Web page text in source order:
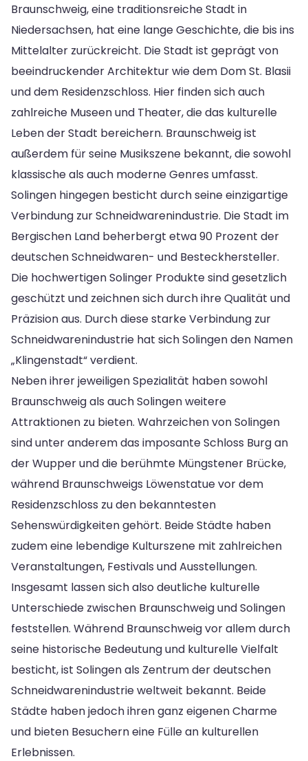
Braunschweig, eine traditionsreiche Stadt in
Niedersachsen, hat eine lange Geschichte, die bis ins
Mittelalter zurückreicht. Die Stadt ist geprägt von
beeindruckender Architektur wie dem Dom St. Blasii
und dem Residenzschloss. Hier finden sich auch
zahlreiche Museen und Theater, die das kulturelle
Leben der Stadt bereichern. Braunschweig ist
außerdem für seine Musikszene bekannt, die sowohl
klassische als auch moderne Genres umfasst.
Solingen hingegen besticht durch seine einzigartige
Verbindung zur Schneidwarenindustrie. Die Stadt im
Bergischen Land beherbergt etwa 90 Prozent der
deutschen Schneidwaren- und Besteckhersteller.
Die hochwertigen Solinger Produkte sind gesetzlich
geschützt und zeichnen sich durch ihre Qualität und
Präzision aus. Durch diese starke Verbindung zur
Schneidwarenindustrie hat sich Solingen den Namen
„Klingenstadt“ verdient.
Neben ihrer jeweiligen Spezialität haben sowohl
Braunschweig als auch Solingen weitere
Attraktionen zu bieten. Wahrzeichen von Solingen
sind unter anderem das imposante Schloss Burg an
der Wupper und die berühmte Müngstener Brücke,
während Braunschweigs Löwenstatue vor dem
Residenzschloss zu den bekanntesten
Sehenswürdigkeiten gehört. Beide Städte haben
zudem eine lebendige Kulturszene mit zahlreichen
Veranstaltungen, Festivals und Ausstellungen.
Insgesamt lassen sich also deutliche kulturelle
Unterschiede zwischen Braunschweig und Solingen
feststellen. Während Braunschweig vor allem durch
seine historische Bedeutung und kulturelle Vielfalt
besticht, ist Solingen als Zentrum der deutschen
Schneidwarenindustrie weltweit bekannt. Beide
Städte haben jedoch ihren ganz eigenen Charme
und bieten Besuchern eine Fülle an kulturellen
Erlebnissen.